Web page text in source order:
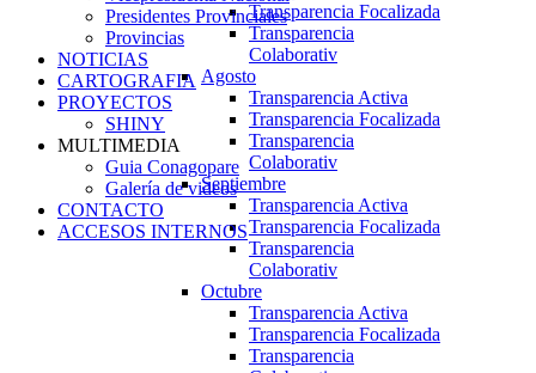
Transparencia Focalizada
Transparencia
Colaborativ
Agosto
Transparencia Activa
Transparencia Focalizada
Transparencia
Colaborativ
Septiembre
Transparencia Activa
Transparencia Focalizada
Transparencia
Colaborativ
Octubre
Transparencia Activa
Transparencia Focalizada
Transparencia
Presidentes Provinciales
Provincias
NOTICIAS
CARTOGRAFIA
PROYECTOS
SHINY
MULTIMEDIA
Guia Conagopare
Galería de videos
CONTACTO
ACCESOS INTERNOS